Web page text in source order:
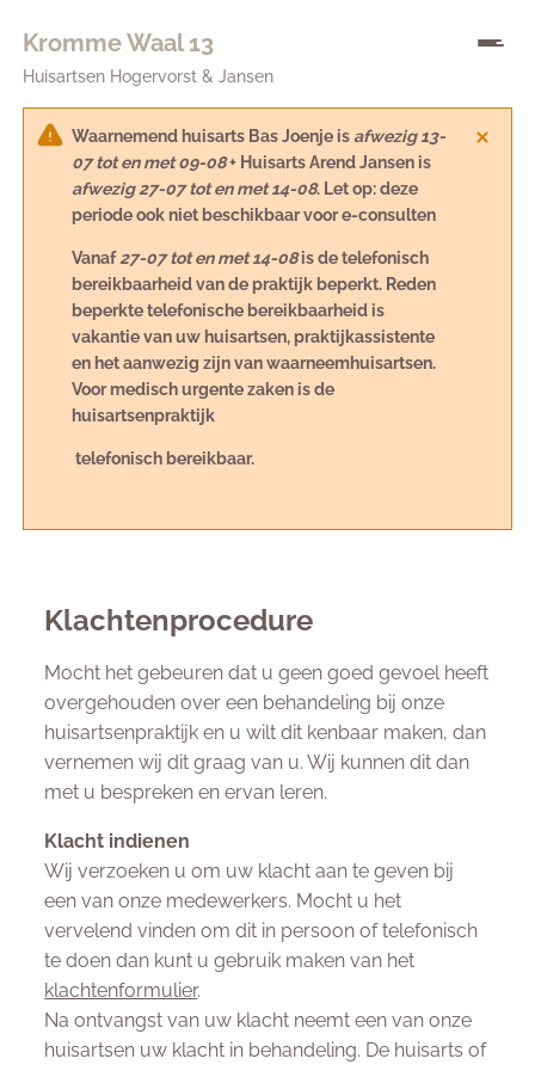
Kromme Waal 13
Huisartsen Hogervorst & Jansen
Waarnemend huisarts Bas Joenje is afwezig 13-
07 tot en met 09-08+ Huisarts Arend Jansen is
afwezig 27-07 tot en met 14-08. Let op: deze
periode ook niet beschikbaar voor e-consulten
Vanaf27-07 tot en met 14-08is de telefonisch
bereikbaarheid van de praktijk beperkt. Reden
beperkte telefonische bereikbaarheid is
vakantie van uw huisartsen, praktijkassistente
en het aanwezig zijn van waarneemhuisartsen.
Voor medisch urgente zaken is de
huisartsenpraktijk
telefonisch bereikbaar.
Klachtenprocedure
Mocht het gebeuren dat u geen goed gevoel heeft
overgehouden over een behandeling bij onze
huisartsenpraktijk en u wilt dit kenbaar maken, dan
vernemen wij dit graag van u. Wij kunnen dit dan
met u bespreken en ervan leren.
Klacht indienen
Wij verzoeken u om uw klacht aan te geven bij
een van onze medewerkers. Mocht u het
vervelend vinden om dit in persoon of telefonisch
te doen dan kunt u gebruik maken van het
klachtenformulier.
Na ontvangst van uw klacht neemt een van onze
huisartsen uw klacht in behandeling. De huisarts of